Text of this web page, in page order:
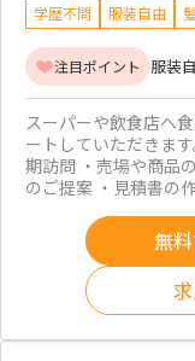
学歴不問 服装自由
注目ポイント 服装
スーパーや飲食店へ
ートしていただきま
期訪問 ・売場や商品
のご提案 ・見積書の
無